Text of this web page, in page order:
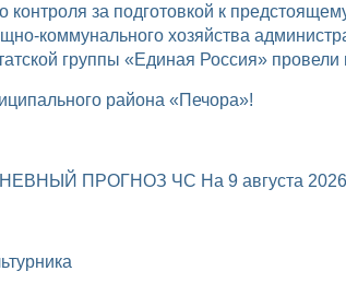
коммунального хозяйства
группы «Единая Россия»
района «Печора»!
ПРОГНОЗ ЧС На 9 августа 2026